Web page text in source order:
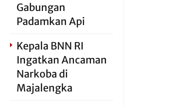
Gabungan
Padamkan Api
Kepala BNN RI
Ingatkan Ancaman
Narkoba di
Majalengka